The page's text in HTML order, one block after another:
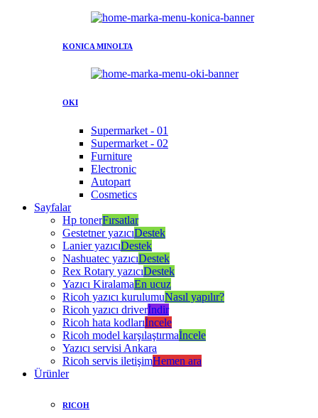
KONICA MINOLTA
OKI
Supermarket - 01
Supermarket - 02
Furniture
Electronic
Autopart
Cosmetics
Sayfalar
Hp tonerFırsatlar
Gestetner yazıcıDestek
Lanier yazıcıDestek
Nashuatec yazıcıDestek
Rex Rotary yazıcıDestek
Yazıcı KiralamaEn ucuz
Ricoh yazıcı kurulumuNasıl yapılır?
Ricoh yazıcı driverİndir
Ricoh hata kodlarıİncele
Ricoh model karşılaştırmaİncele
Yazıcı servisi Ankara
Ricoh servis iletişimHemen ara
Ürünler
RICOH